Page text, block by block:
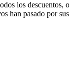
los
han pasado por